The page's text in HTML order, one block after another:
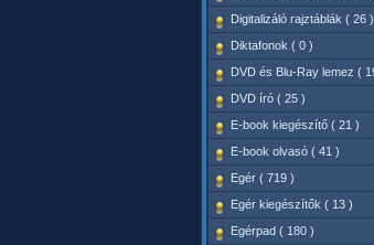
Digitalizáló rajztáblák ( 26 )
Diktafonok ( 0 )
DVD és Blu-Ray lemez (
DVD író ( 25 )
E-book kiegészítő ( 21 )
E-book olvasó ( 41 )
Egér ( 719 )
Egér kiegészítők ( 13 )
Egérpad ( 180 )